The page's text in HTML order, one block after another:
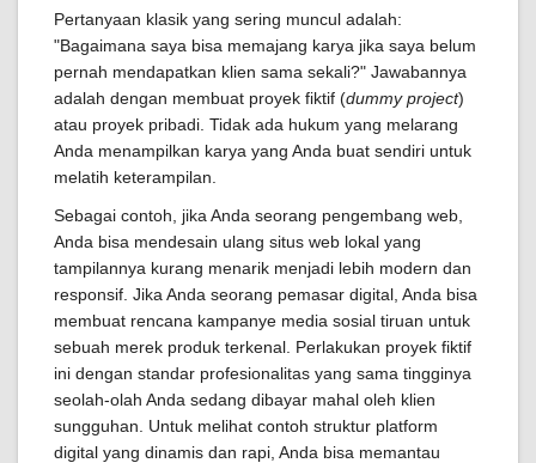
Pertanyaan klasik yang sering muncul adalah:
"Bagaimana saya bisa memajang karya jika saya belum
pernah mendapatkan klien sama sekali?" Jawabannya
adalah dengan membuat proyek fiktif (dummy project)
atau proyek pribadi. Tidak ada hukum yang melarang
Anda menampilkan karya yang Anda buat sendiri untuk
melatih keterampilan.
Sebagai contoh, jika Anda seorang pengembang web,
Anda bisa mendesain ulang situs web lokal yang
tampilannya kurang menarik menjadi lebih modern dan
responsif. Jika Anda seorang pemasar digital, Anda bisa
membuat rencana kampanye media sosial tiruan untuk
sebuah merek produk terkenal. Perlakukan proyek fiktif
ini dengan standar profesionalitas yang sama tingginya
seolah-olah Anda sedang dibayar mahal oleh klien
sungguhan. Untuk melihat contoh struktur platform
digital yang dinamis dan rapi, Anda bisa memantau